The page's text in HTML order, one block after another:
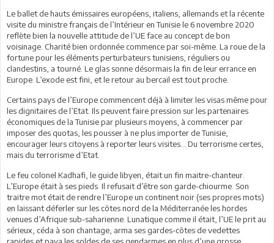
Le ballet de hauts émissaires européens, italiens, allemands et la récente
visite du ministre français de l’Intérieur en Tunisie le 6 novembre 2020
reflète bien la nouvelle attitude de l’UE face au concept de bon
voisinage. Charité bien ordonnée commence par soi-même. La roue de la
fortune pour les éléments perturbateurs tunisiens, réguliers ou
clandestins, a tourné. Le glas sonne désormais la fin de leur errance en
Europe. L’exode est fini, et le retour au bercail est tout proche.
Certains pays de l’Europe commencent déjà à limiter les visas même pour
les dignitaires de l’Etat. Ils peuvent faire pression sur les partenaires
économiques de la Tunisie par plusieurs moyens, à commencer par
imposer des quotas, les pousser à ne plus importer de Tunisie,
encourager leurs citoyens à reporter leurs visites… Du terrorisme certes,
mais du terrorisme d’Etat.
Le feu colonel Kadhafi, le guide libyen, était un fin maitre-chanteur.
L’Europe était à ses pieds. Il refusait d’être son garde-chiourme. Son
traitre mot était de rendre l’Europe un continent noir (ses propres mots)
en laissant déferler sur les côtes nord de la Méditerranée les hordes
venues d’Afrique sub-saharienne. Lunatique comme il était, l’UE le prit au
sérieux, céda à son chantage, arma ses gardes-côtes de vedettes